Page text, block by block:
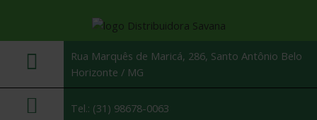
Rua Marquês de Maricá, 286, Santo Antônio Belo
Horizonte / MG
Tel.: (31) 98678-0063